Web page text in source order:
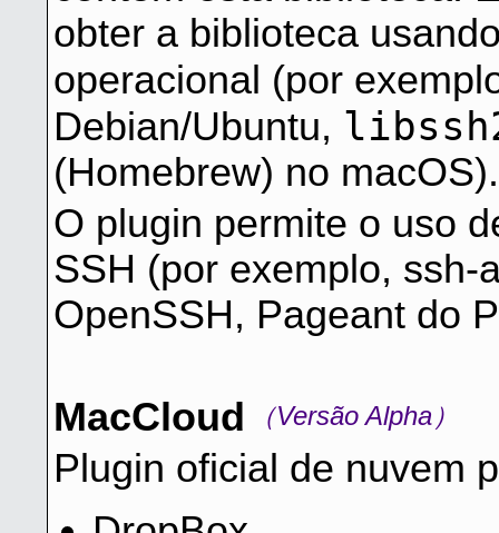
obter a biblioteca
operacional (por
Debian/Ubuntu,
(Homebrew) no macOS).
O plugin permite o uso
SSH (por exemplo, ssh-
OpenSSH, Pageant do
MacCloud （Versão Alpha）
Plugin oficial de nuvem